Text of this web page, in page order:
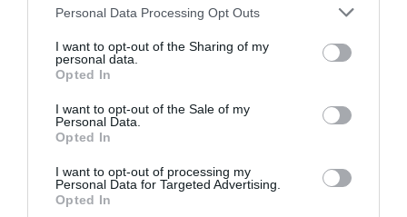
Please note that this website/app uses one or more Google
not limited to your visit or usage behaviour. You may click to
grant or deny consent to Google and its third-party tags to
use your data for below specified purposes in below Google
consent section.
Personal Data Processing Opt Outs
I want to opt-out of the Sharing of my
personal data.
Opted In
I want to opt-out of the Sale of my
Personal Data.
Opted In
I want to opt-out of processing my
Personal Data for Targeted Advertising.
Opted In
Címkék: házasság
Korábbi bejegyzések
HASONLÓ BEJEGYZÉSEK